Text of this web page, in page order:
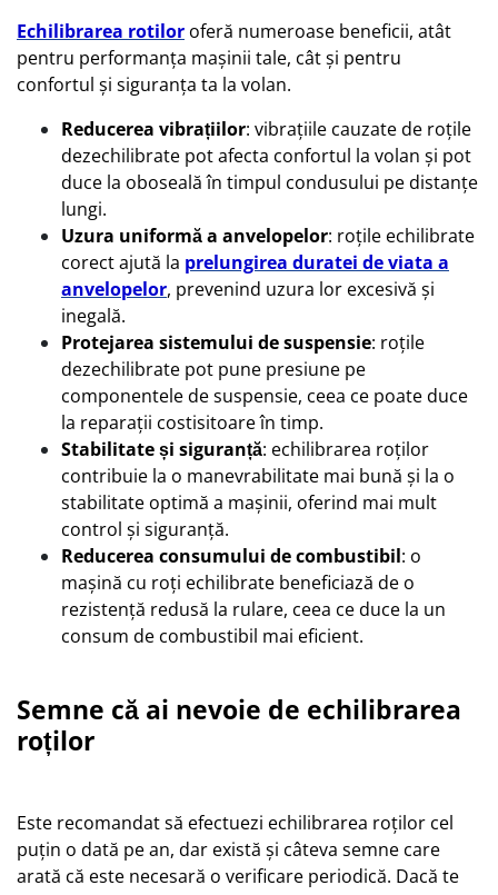
Echilibrarea rotilor oferă numeroase beneficii, atât
pentru performanța mașinii tale, cât și pentru
confortul și siguranța ta la volan.
Reducerea vibrațiilor: vibrațiile cauzate de roțile
dezechilibrate pot afecta confortul la volan și pot
duce la oboseală în timpul condusului pe distanțe
lungi.
Uzura uniformă a anvelopelor: roțile echilibrate
corect ajută la prelungirea duratei de viata a
anvelopelor, prevenind uzura lor excesivă și
inegală.
Protejarea sistemului de suspensie: roțile
dezechilibrate pot pune presiune pe
componentele de suspensie, ceea ce poate duce
la reparații costisitoare în timp.
Stabilitate și siguranță: echilibrarea roților
contribuie la o manevrabilitate mai bună și la o
stabilitate optimă a mașinii, oferind mai mult
control și siguranță.
Reducerea consumului de combustibil: o
mașină cu roți echilibrate beneficiază de o
rezistență redusă la rulare, ceea ce duce la un
consum de combustibil mai eficient.
Semne că ai nevoie de echilibrarea
roților
Este recomandat să efectuezi echilibrarea roților cel
puțin o dată pe an, dar există și câteva semne care
arată că este necesară o verificare periodică. Dacă te